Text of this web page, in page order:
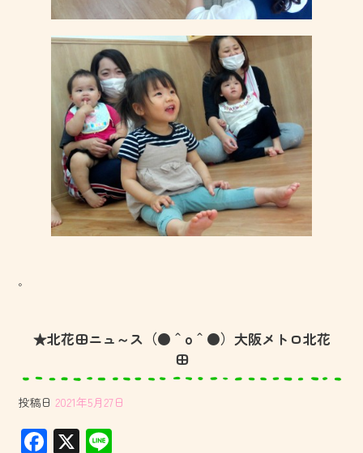
。
★北花田ニュ～ス（●＾o＾●）大阪メトロ北花
田
投稿日 2021年5月27日
F X